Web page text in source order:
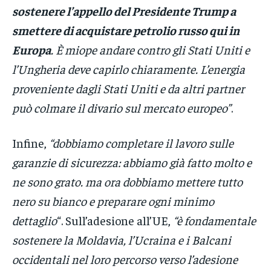
sostenere l’appello del Presidente Trump a
smettere di acquistare petrolio russo qui in
Europa. È miope andare contro gli Stati Uniti e
l’Ungheria deve capirlo chiaramente. L’energia
proveniente dagli Stati Uniti e da altri partner
può colmare il divario sul mercato europeo”.
Infine, “dobbiamo completare il lavoro sulle
garanzie di sicurezza: abbiamo già fatto molto e
ne sono grato. ma ora dobbiamo mettere tutto
nero su bianco e preparare ogni minimo
dettaglio“. Sull’adesione all’UE, “è fondamentale
sostenere la Moldavia, l’Ucraina e i Balcani
occidentali nel loro percorso verso l’adesione